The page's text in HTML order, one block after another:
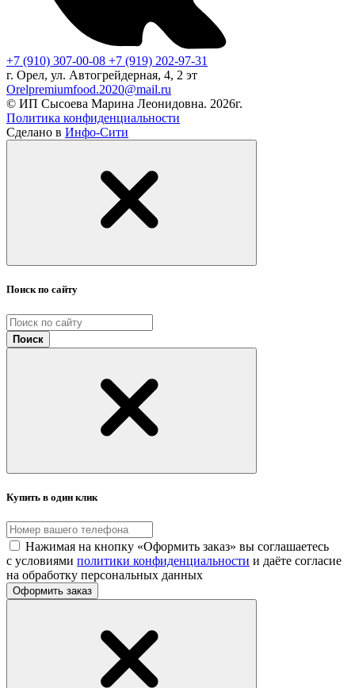
+7 (910) 307-00-08 +7 (919) 202-97-31
г. Орел, ул. Автогрейдерная, 4, 2 эт
Orelpremiumfood.2020@mail.ru
© ИП Сысоева Марина Леонидовна. 2026г.
Политика конфиденциальности
Сделано в Инфо-Сити
Поиск по сайту
Поиск
Купить в один клик
Нажимая на кнопку «Оформить заказ» вы соглашаетесь
с условиями политики конфиденциальности и даёте согласие
на обработку персональных данных
Оформить заказ